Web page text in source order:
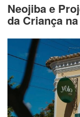
Neojiba e
da Criança